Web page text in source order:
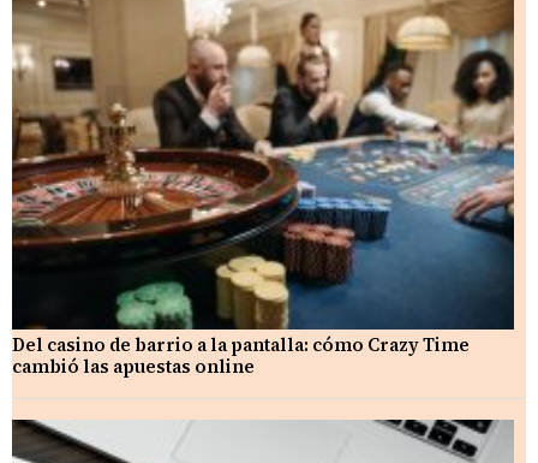
Del casino de barrio a la pantalla: cómo Crazy Time
cambió las apuestas online